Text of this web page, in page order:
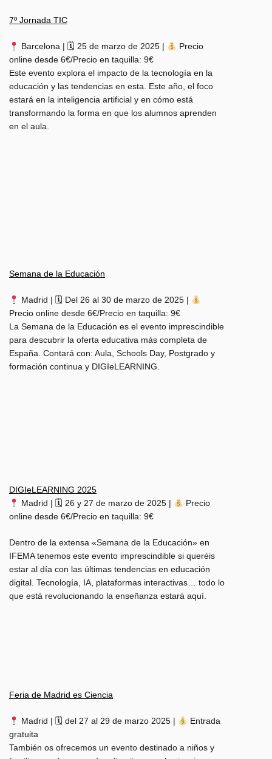
7º Jornada TIC
Barcelona | 🗓 25 de marzo de 2025 |
Precio
online desde 6€/Precio en taquilla: 9€
Este evento explora el impacto de la tecnología en la
educación y las tendencias en esta. Este año, el foco
estará en la inteligencia artificial y en cómo está
transformando la forma en que los alumnos aprenden
en el aula.
Semana de la Educación
Madrid | 🗓 Del 26 al 30 de marzo de 2025 |
Precio online desde 6€/Precio en taquilla: 9€
La Semana de la Educación es el evento imprescindible
para descubrir la oferta educativa más completa de
España. Contará con: Aula, Schools Day, Postgrado y
formación continua y DIGIeLEARNING.
DIGIeLEARNING 2025
Madrid | 🗓 26 y 27 de marzo de 2025 |
Precio
online desde 6€/Precio en taquilla: 9€
Dentro de la extensa «Semana de la Educación» en
IFEMA tenemos este evento imprescindible si queréis
estar al día con las últimas tendencias en educación
digital. Tecnología, IA, plataformas interactivas… todo lo
que está revolucionando la enseñanza estará aquí.
Feria de Madrid es Ciencia
Madrid | 🗓 del 27 al 29 de marzo 2025 |
Entrada
gratuita
También os ofrecemos un evento destinado a niños y